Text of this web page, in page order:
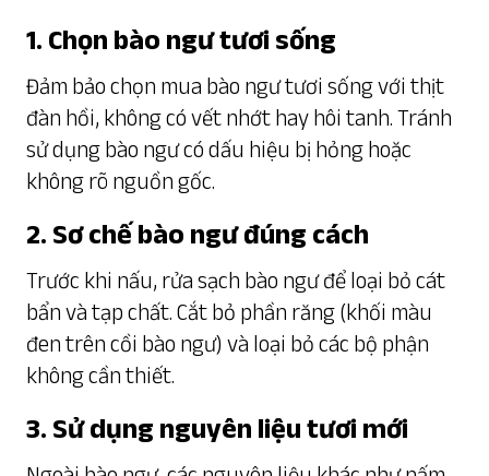
1. Chọn bào ngư tươi sống
Đảm bảo chọn mua bào ngư tươi sống với thịt
đàn hồi, không có vết nhớt hay hôi tanh. Tránh
sử dụng bào ngư có dấu hiệu bị hỏng hoặc
không rõ nguồn gốc.
2. Sơ chế bào ngư đúng cách
Trước khi nấu, rửa sạch bào ngư để loại bỏ cát
bẩn và tạp chất. Cắt bỏ phần răng (khối màu
đen trên cồi bào ngư) và loại bỏ các bộ phận
không cần thiết.
3. Sử dụng nguyên liệu tươi mới